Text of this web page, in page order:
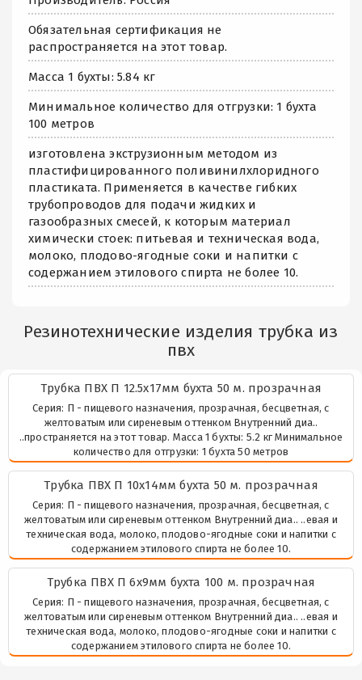
Обязательная сертификация не
распространяется на этот товар.
Масса 1 бухты: 5.84 кг
Минимальное количество для отгрузки: 1 бухта
100 метров
изготовлена экструзионным методом из
пластифицированного поливинилхлоридного
пластиката. Применяется в качестве гибких
трубопроводов для подачи жидких и
газообразных смесей, к которым материал
химически стоек: питьевая и техническая вода,
молоко, плодово-ягодные соки и напитки с
содержанием этилового спирта не более 10.
Резинотехнические изделия трубка из
пвх
Трубка ПВХ П 12.5х17мм бухта 50 м. прозрачная
Серия: П - пищевого назначения, прозрачная, бесцветная, с
желтоватым или сиреневым оттенком Внутренний диа..
..пространяется на этот товар. Масса 1 бухты: 5.2 кг Минимальное
количество для отгрузки: 1 бухта 50 метров
Трубка ПВХ П 10х14мм бухта 50 м. прозрачная
Серия: П - пищевого назначения, прозрачная, бесцветная, с
желтоватым или сиреневым оттенком Внутренний диа.. ..евая и
техническая вода, молоко, плодово-ягодные соки и напитки с
содержанием этилового спирта не более 10.
Трубка ПВХ П 6х9мм бухта 100 м. прозрачная
Серия: П - пищевого назначения, прозрачная, бесцветная, с
желтоватым или сиреневым оттенком Внутренний диа.. ..евая и
техническая вода, молоко, плодово-ягодные соки и напитки с
содержанием этилового спирта не более 10.